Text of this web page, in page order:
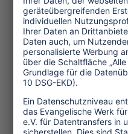
Umwelt und Klima
Wirtschaft
Menschenrechte
Service und Tipps